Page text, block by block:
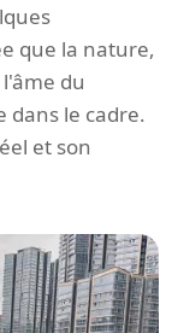
que la nature,
du
dans le cadre.
et son